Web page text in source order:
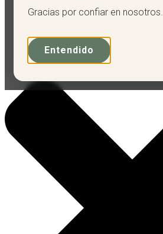
Gracias por confiar en nosotros.
Entendido